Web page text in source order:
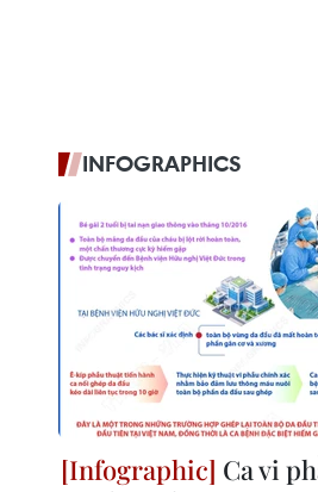
INFOGRAPHICS
Ca vi